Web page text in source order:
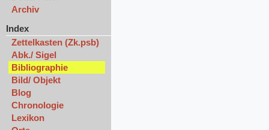
Archiv
Index
Zettelkasten (Zk.psb)
Abk./ Sigel
Bibliographie
Bild/ Objekt
Blog
Chronologie
Lexikon